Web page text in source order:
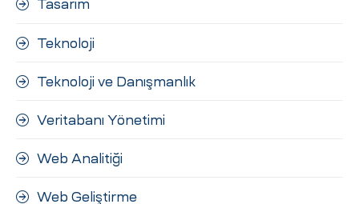
Tasarım
Teknoloji
Teknoloji ve Danışmanlık
Veritabanı Yönetimi
Web Analitiği
Web Geliştirme